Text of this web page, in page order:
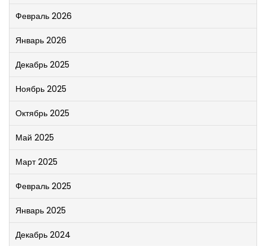
Февраль 2026
Январь 2026
Декабрь 2025
Ноябрь 2025
Октябрь 2025
Май 2025
Март 2025
Февраль 2025
Январь 2025
Декабрь 2024